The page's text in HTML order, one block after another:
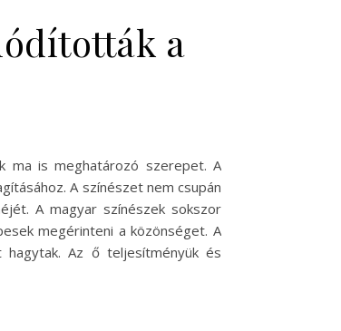
a
ma is meghatározó szerepet. A
A színészet nem csupán
A magyar színészek sokszor
megérinteni a közönséget. A
hagytak. Az ő teljesítményük és